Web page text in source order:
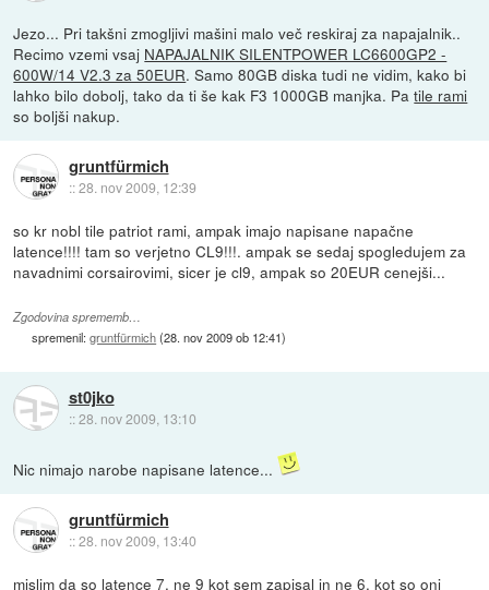
Jezo... Pri takšni zmogljivi mašini malo več reskiraj za napajalnik..
Recimo vzemi vsaj NAPAJALNIK SILENTPOWER LC6600GP2 -
600W/14 V2.3 za 50EUR. Samo 80GB diska tudi ne vidim, kako bi
lahko bilo dobolj, tako da ti še kak F3 1000GB manjka. Patile rami
so boljši nakup.
gruntfürmich
::28. nov 2009, 12:39
so kr nobl tile patriot rami, ampak imajo napisane napačne
latence!!!! tam so verjetno CL9!!!. ampak se sedaj spogledujem za
navadnimi corsairovimi, sicer je cl9, ampak so 20EUR cenejši...
Zgodovina sprememb…
spremenil:gruntfürmich(28. nov 2009 ob 12:41)
st0jko
::28. nov 2009, 13:10
Nic nimajo narobe napisane latence...
gruntfürmich
::28. nov 2009, 13:40
mislim da so latence 7, ne 9 kot sem zapisal in ne 6, kot so oni